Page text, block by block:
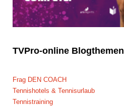
TVPro-online Blogthemen
Frag DEN COACH
Tennishotels & Tennisurlaub
Tennistraining